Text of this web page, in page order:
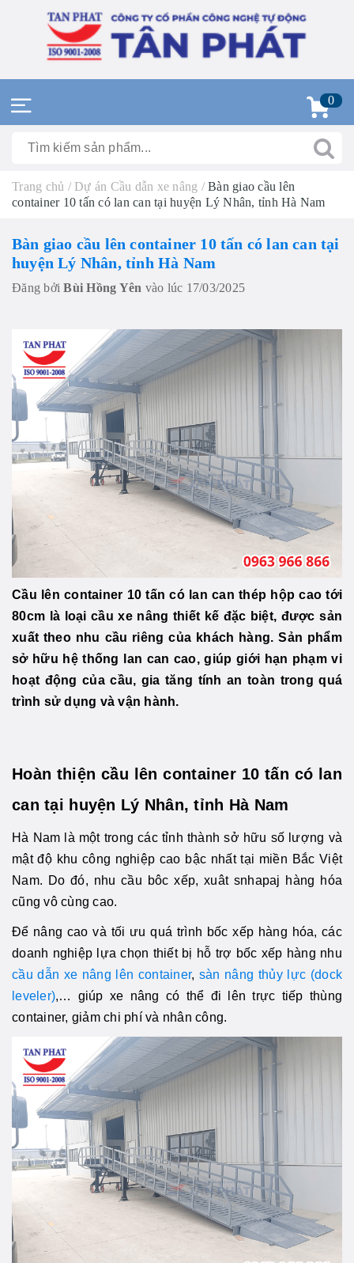
0
Trang chủ / Dự án Cầu dẫn xe nâng / Bàn giao cầu lên
container 10 tấn có lan can tại huyện Lý Nhân, tỉnh Hà Nam
Bàn giao cầu lên container 10 tấn có lan can tại
huyện Lý Nhân, tỉnh Hà Nam
Đăng bởiBùi Hồng Yên vào lúc 17/03/2025
Cầu lên container 10 tấn có lan can thép hộp cao tới
80cm là loại cầu xe nâng thiết kế đặc biệt, được sản
xuất theo nhu cầu riêng của khách hàng. Sản phẩm
sở hữu hệ thống lan can cao, giúp giới hạn phạm vi
hoạt động của cầu, gia tăng tính an toàn trong quá
trình sử dụng và vận hành.
Hoàn thiện cầu lên container 10 tấn có lan
can tại huyện Lý Nhân, tỉnh Hà Nam
Hà Nam là một trong các tỉnh thành sở hữu số lượng và
mật độ khu công nghiệp cao bậc nhất tại miền Bắc Việt
Nam. Do đó, nhu cầu bôc xếp, xuât snhapaj hàng hóa
cũng vô cùng cao.
Để nâng cao và tối ưu quá trình bốc xếp hàng hóa, các
doanh nghiệp lựa chọn thiết bị hỗ trợ bốc xếp hàng nhu
cầu dẫn xe nâng lên container, sàn nâng thủy lực (dock
leveler),… giúp xe nâng có thể đi lên trực tiếp thùng
container, giảm chi phí và nhân công.